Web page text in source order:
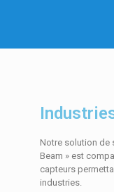
Notre solution de
Beam » est
capteurs
industries.